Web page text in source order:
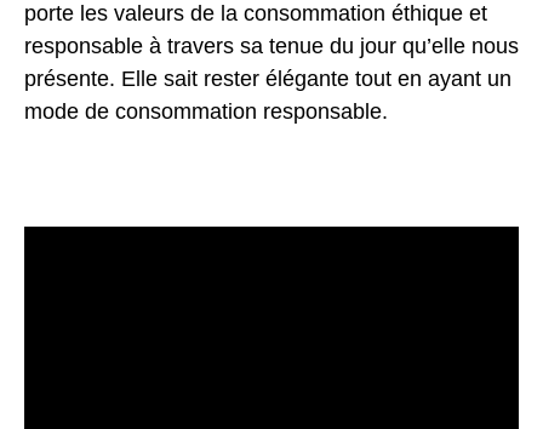
porte les valeurs de la consommation éthique et
responsable à travers sa tenue du jour qu’elle nous
présente. Elle sait rester élégante tout en ayant un
mode de consommation responsable.